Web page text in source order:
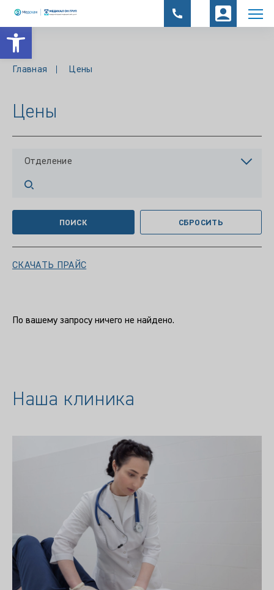
Открыть панель инструментов
Главная Цены
Цены
Отделение
ПОИСК СБРОСИТЬ
СКАЧАТЬ ПРАЙС
По вашему запросу ничего не найдено.
Наша клиника